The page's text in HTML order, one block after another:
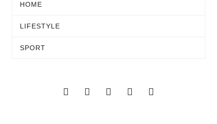
HOME
LIFESTYLE
SPORT